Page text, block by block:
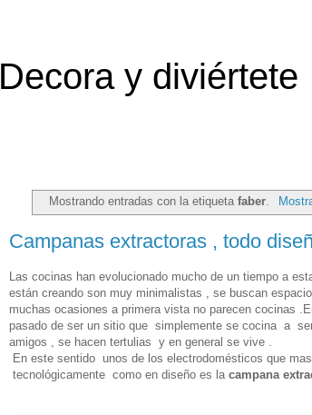
Decora y diviértete
Mostrando entradas con la etiquetafaber
Campanas extractoras , todo
Las cocinas han evolucionado mucho de un tiempo a
están creando son muy minimalistas , se buscan
muchas ocasiones a primera vista no parecen cocinas
pasado de ser un sitio que simplemente se cocina a
amigos , se hacen tertulias y en general se vive .
En este sentido unos de los electrodomésticos que
tecnológicamente como en diseño es la campana